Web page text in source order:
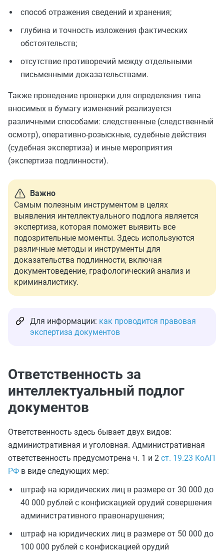
способ отражения сведений и хранения;
глубина и точность изложения фактических
обстоятельств;
отсутствие противоречий между отдельными
письменными доказательствами.
Также проведение проверки для определения типа
вносимых в бумагу изменений реализуется
различными способами: следственные (следственный
осмотр), оперативно-розыскные, судебные действия
(судебная экспертиза) и иные мероприятия
(экспертиза подлинности).
Важно
Самым полезным инструментом в целях
выявления интеллектуального подлога является
экспертиза, которая поможет выявить все
подозрительные моменты. Здесь используются
различные методы и инструменты для
доказательства подлинности, включая
документоведение, графологический анализ и
криминалистику.
Для информации: как проводится правовая
экспертиза документов
Ответственность за
интеллектуальный подлог
документов
Ответственность здесь бывает двух видов:
административная и уголовная. Административная
ответственность предусмотрена ч. 1 и 2 ст. 19.23 КоАП
РФ в виде следующих мер:
штраф на юридических лиц в размере от 30 000 до
40 000 рублей с конфискацией орудий совершения
административного правонарушения;
штраф на юридических лиц в размере от 50 000 до
100 000 рублей с конфискацией орудий